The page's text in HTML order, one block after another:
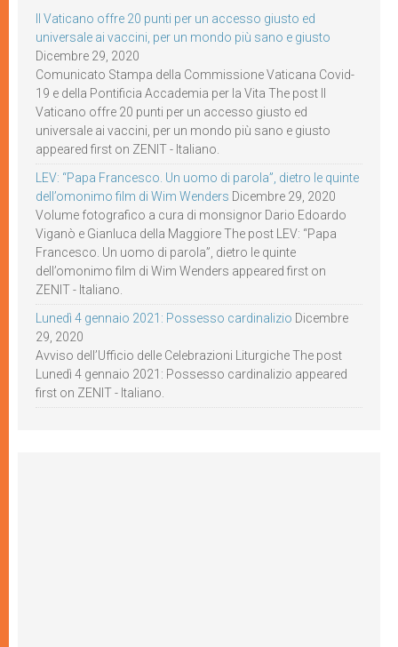
Il Vaticano offre 20 punti per un accesso giusto ed
universale ai vaccini, per un mondo più sano e giusto
Dicembre 29, 2020
Comunicato Stampa della Commissione Vaticana Covid-
19 e della Pontificia Accademia per la Vita The post Il
Vaticano offre 20 punti per un accesso giusto ed
universale ai vaccini, per un mondo più sano e giusto
appeared first on ZENIT - Italiano.
LEV: “Papa Francesco. Un uomo di parola”, dietro le quinte
dell’omonimo film di Wim Wenders Dicembre 29, 2020
Volume fotografico a cura di monsignor Dario Edoardo
Viganò e Gianluca della Maggiore The post LEV: “Papa
Francesco. Un uomo di parola”, dietro le quinte
dell’omonimo film di Wim Wenders appeared first on
ZENIT - Italiano.
Lunedì 4 gennaio 2021: Possesso cardinalizio Dicembre
29, 2020
Avviso dell’Ufficio delle Celebrazioni Liturgiche The post
Lunedì 4 gennaio 2021: Possesso cardinalizio appeared
first on ZENIT - Italiano.